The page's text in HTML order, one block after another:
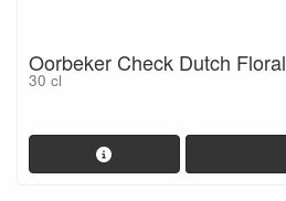
Oorbeker Check Dutch Floral
30 cl